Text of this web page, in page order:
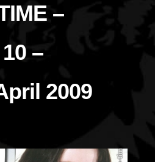
–
–
2009